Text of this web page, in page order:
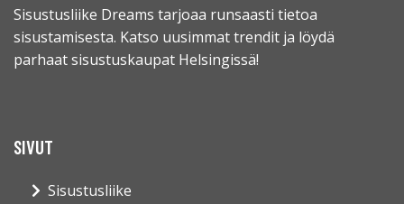
Sisustusliike Dreams tarjoaa runsaasti tietoa
sisustamisesta. Katso uusimmat trendit ja löydä
parhaat sisustuskaupat Helsingissä!
SIVUT
Sisustusliike